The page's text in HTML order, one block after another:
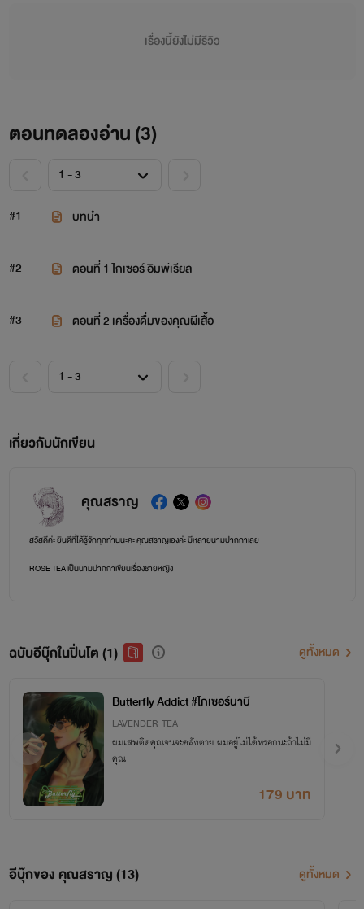
เรื่องนี้ยังไม่มีรีวิว
ตอนทดลองอ่าน (3)
#1 บทนำ
#2 ตอนที่ 1 ไกเซอร์ อิมพีเรียล
#3 ตอนที่ 2 เครื่องดื่มของคุณผีเสื้อ
เกี่ยวกับนักเขียน
คุณสราญ
สวัสดีค่ะ ยินดีที่ได้รู้จักทุกท่านนะคะ คุณสราญเองค่ะ มีหลายนามปากกาเลย
ROSE TEA เป็นนามปากกาเขียนเรื่องชายหญิง
หากชอบก็อย่าลืมให้กำลังใจกันนะคะ กดหัวใจ คอมเมนต์ รีวิว หรือเปย์ก็ได้ ขอบคุณค่ะ
ฉบับอีบุ๊กในปิ่นโต (1) ดูทั้งหมด
Butterfly Addict #ไกเซอร์นาบี
LAVENDER TEA
ผมเสพติดคุณจนจะคลั่งตาย ผมอยู่ไม่ได้หรอกนะถ้าไม่มี
คุณ
179 บาท
อีบุ๊กของ คุณสราญ (13) ดูทั้งหมด